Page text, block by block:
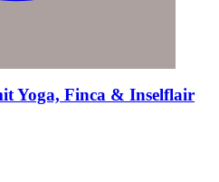
Yoga, Finca & Inselflair